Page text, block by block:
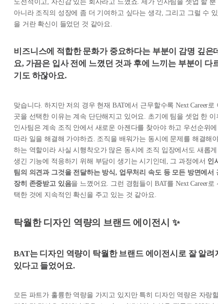
도전적이고, 자신감 있는 회사라고 느꼈죠. 제가 인사팀을 셋업 할 뿐
아니라 조직의 성장에 좀 더 기여하고 싶다는 생각, 그리고 그럴 수 있
을 거란 확신이 들었던 것 같아요.
비즈니스에 적합한 문화가 중요하다는 부분이 감명 깊은
요, 가끔은 입사 전에 느꼈던 것과 후에 느끼는 부분이 다
기도 하잖아요.
맞습니다. 하지만 저의 경우 현재 BAT에서 근무할수록 Next Career로
곳을 선택한 이유는 계속 단단해지고 있어요. 초기에 팀을 셋업 한 이
인사팀은 계속 조직 안에서 새로운 아젠다를 찾아야 하고 우선순위에
따라 일을 해결해 가야하죠. 조직을 배워가는 동시에 문제를 해결해
하는 역할이라 사실 시행착오가 많은 동시에 조직 입장에서도 새롭게
생긴 기능에 적응하기 위해 부담이 생기는 시기인데, 그 과정에서 인
팀의 의견과 그것을 전달하는 방식, 업무처리 속도 등 모든 방면에서
장히 존중받고 있음을 느꼈어요. 그런 경험들이 BAT를 Next Career로
택한 것에 지속적인 확신을 주고 있는 것 같아요.
탁월한 디자인 역량의 브랜드 에이전시 ✨
BAT는 디자인 역량이 탁월한 브랜드 에이전시로 잘 알려
있다고 들었어요.
모든 파트가 훌륭한 역량을 가지고 있지만 특히 디자인 역량은 자랑